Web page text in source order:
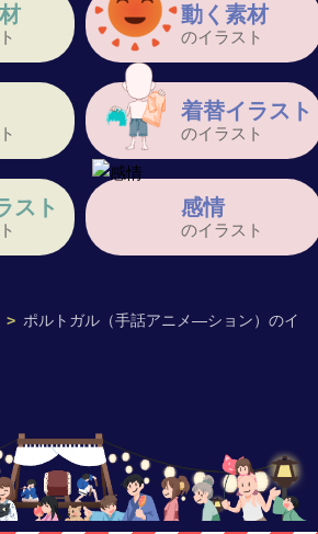
> ポルトガル（手話アニメ―ション）のイ
動く素材
のイラスト
着替イラスト
のイラスト
スト 感情
のイラスト